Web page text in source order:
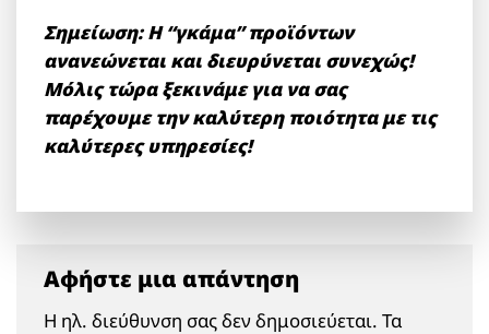
Σημείωση: Η “γκάμα” προϊόντων
ανανεώνεται και διευρύνεται συνεχώς!
Μόλις τώρα ξεκινάμε για να σας
παρέχουμε την καλύτερη ποιότητα με τις
καλύτερες υπηρεσίες!
Αφήστε μια απάντηση
Η ηλ. διεύθυνση σας δεν δημοσιεύεται. Τα